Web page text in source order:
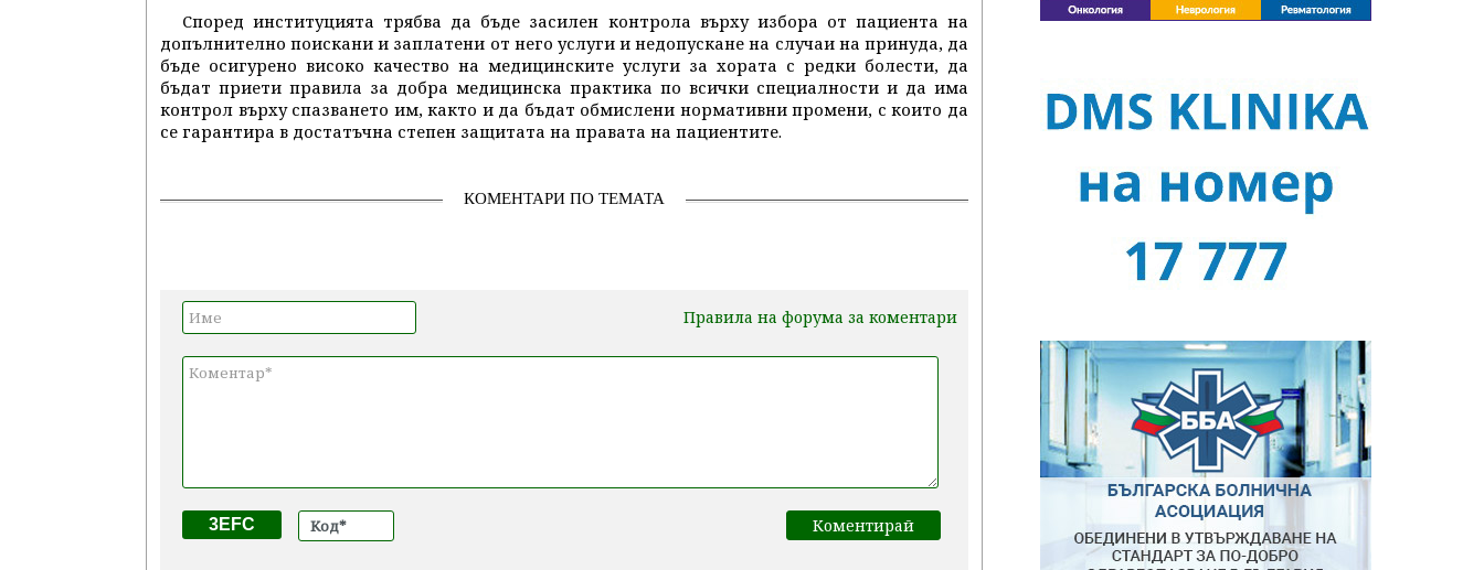
Според институцията трябва да бъде засилен контрола върху избора от пациента на
допълнително поискани и заплатени от него услуги и недопускане на случаи на принуда, да
бъде осигурено високо качество на медицинските услуги за хората с редки болести, да
бъдат приети правила за добра медицинска практика по всички специалности и да има
контрол върху спазването им, както и да бъдат обмислени нормативни промени, с които да
се гарантира в достатъчна степен защитата на правата на пациентите.
КОМЕНТАРИ ПО ТЕМАТА
Правила на форума за коментари
3EFC